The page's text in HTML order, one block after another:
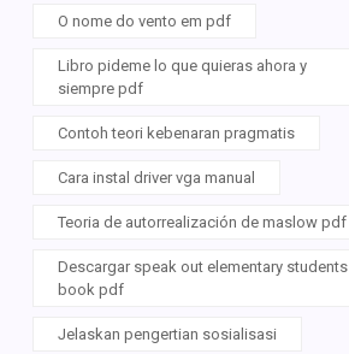
O nome do vento em pdf
Libro pideme lo que quieras ahora y
siempre pdf
Contoh teori kebenaran pragmatis
Cara instal driver vga manual
Teoria de autorrealización de maslow pdf
Descargar speak out elementary students
book pdf
Jelaskan pengertian sosialisasi